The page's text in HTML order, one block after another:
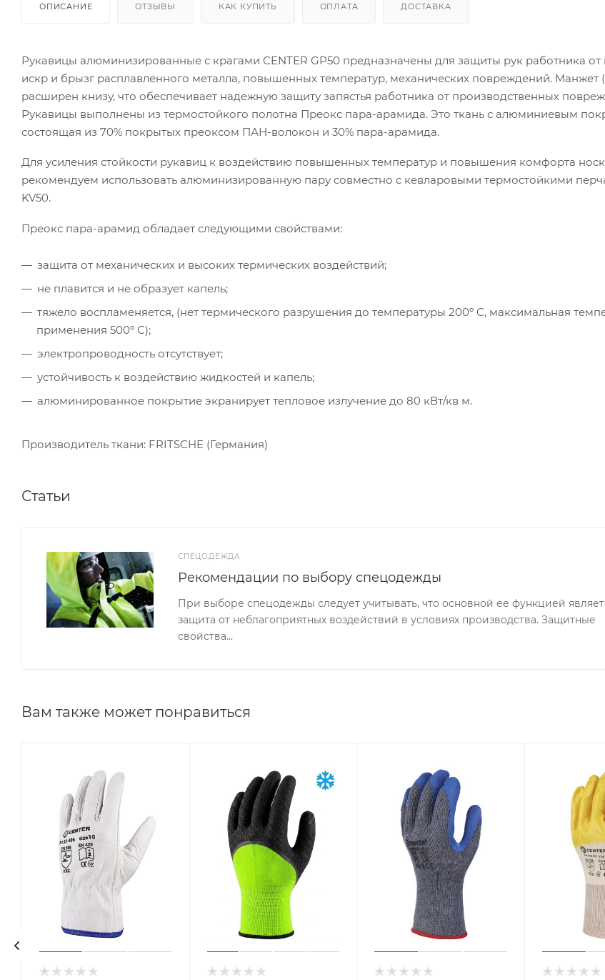
ОПИСАНИЕ ОТЗЫВЫ КАК КУПИТЬ ОПЛАТА ДОСТАВКА
Рукавицы алюминизированные с крагами CENTER GP50 предназначены для защиты рук работника от
искр и брызг расплавленного металла, повышенных температур, механических повреждений. Манжет
расширен книзу, что обеспечивает надежную защиту запястья работника от производственных
Рукавицы выполнены из термостойкого полотна Преокс пара-арамида. Это ткань с алюминиевым
состоящая из 70% покрытых преоксом ПАН-волокон и 30% пара-арамида.
Для усиления стойкости рукавиц к воздействию повышенных температур и повышения комфорта
рекомендуем использовать алюминизированную пару совместно с кевларовыми термостойкими
KV50.
Преокс пара-арамид обладает следующими свойствами:
защита от механических и высоких термических воздействий;
не плавится и не образует капель;
тяжело воспламеняется, (нет термического разрушения до температуры 200º С, максимальная
применения 500º С);
электропроводность отсутствует;
устойчивость к воздействию жидкостей и капель;
алюминированное покрытие экранирует тепловое излучение до 80 кВт/кв м.
Производитель ткани: FRITSCHE (Германия)
Статьи
СПЕЦОДЕЖДА
Рекомендации по выбору спецодежды
При выборе спецодежды следует учитывать, что основной ее функцией
защита от неблагоприятных воздействий в условиях производства. Защитные
свойства…
Вам также может понравиться